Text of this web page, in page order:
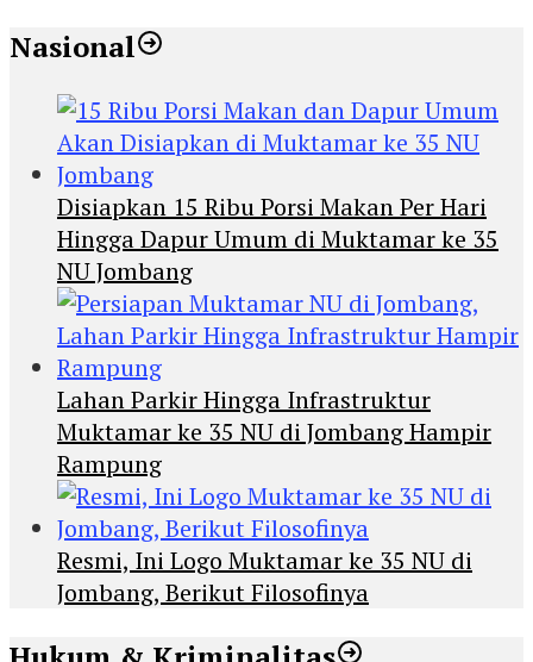
Nasional
Disiapkan 15 Ribu Porsi Makan Per Hari
Hingga Dapur Umum di Muktamar ke 35
NU Jombang
Lahan Parkir Hingga Infrastruktur
Muktamar ke 35 NU di Jombang Hampir
Rampung
Resmi, Ini Logo Muktamar ke 35 NU di
Jombang, Berikut Filosofinya